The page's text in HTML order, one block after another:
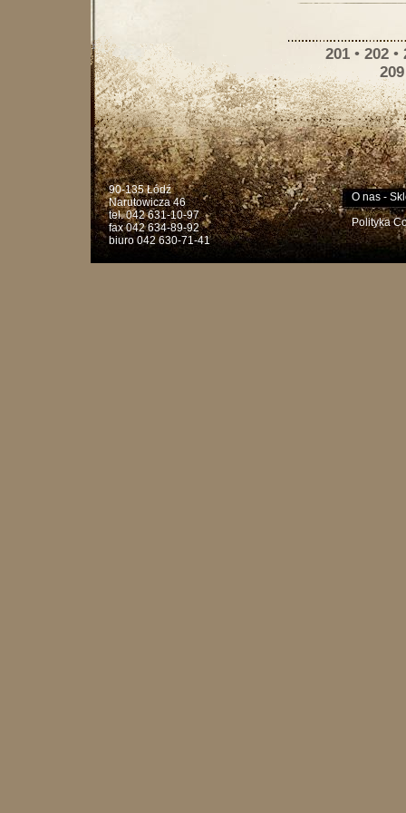
201• 202•
209
90-135 Łódź
Narutowicza 46
tel. 042 631-10-97
fax 042 634-89-92
biuro 042 630-71-41
O nas-
Polityka